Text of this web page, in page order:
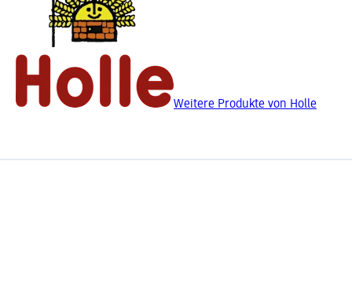
Weitere Produkte von Holle